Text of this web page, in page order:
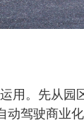
用。先从园
动驾驶商业